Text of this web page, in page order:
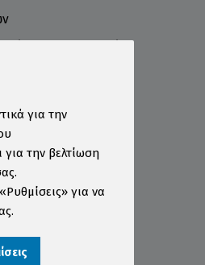
για την
την βελτίωση
για να